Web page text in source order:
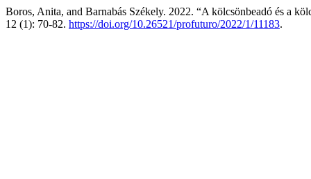
Boros, Anita, and Barnabás Székely. 2022. “A kölcsönbeadó és a
12 (1): 70-82. https://doi.org/10.26521/profuturo/2022/1/11183.